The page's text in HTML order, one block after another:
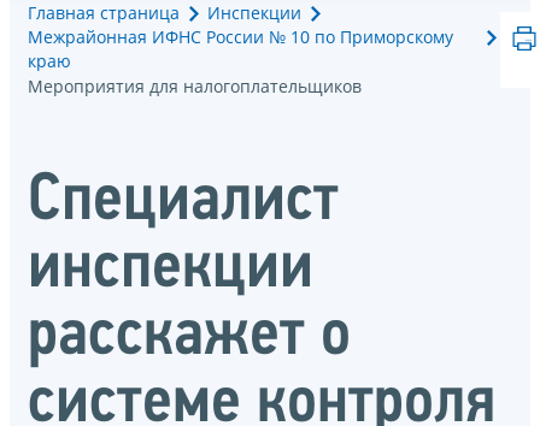
Главная страница
Инспекции
Межрайонная ИФНС России № 10 по Приморскому
краю
Мероприятия для налогоплательщиков
Специалист
инспекции
расскажет о
системе контроля